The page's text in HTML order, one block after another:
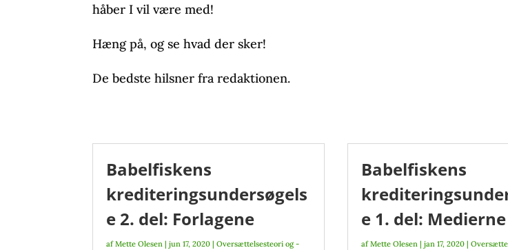
håber I vil være med!
Hæng på, og se hvad der sker!
De bedste hilsner fra redaktionen.
Babelfiskens
krediteringsundersøgels
e 2. del: Forlagene
afMette Olesen |jun 17, 2020 |Oversættelsesteori og -
Babelfiskens
e 1. del: Medierne
afMette Olesen| jan 17, 2020|